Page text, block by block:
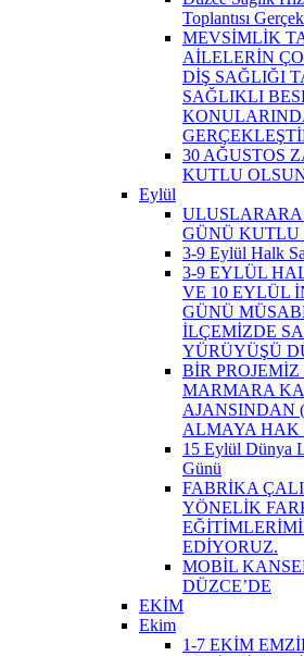
Toplantısı
MEVSİMLİK
AİLELERİN
DİŞ SAĞLIĞI
SAĞLIKLI
30 AĞUSTOS
KUTLU
Eylül
GÜNÜ KUTLU
3-9 Eylül Halk
3-9 EYLÜL
VE 10 EYLÜL
GÜNÜ
İLÇEMİZDE
YÜRÜYÜŞÜ
BİR
MARMARA
AJANSINDAN
ALMAYA HAK
15 Eylül Dünya
Günü
FABRİKA
YÖNELİK
EDİYORUZ.
MOBİL
DÜZCE’DE
EKİM
Ekim
1-7 EKİM